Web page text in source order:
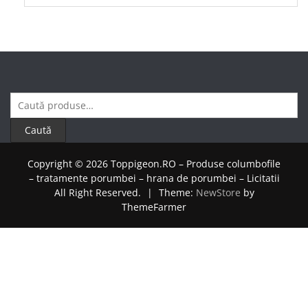
Caută
Caută
Copyright © 2026 Toppigeon.RO – Produse columbofile
– tratamente porumbei – hrana de porumbei – Licitatii
All Right Reserved.
| Theme: NewStore by
ThemeFarmer